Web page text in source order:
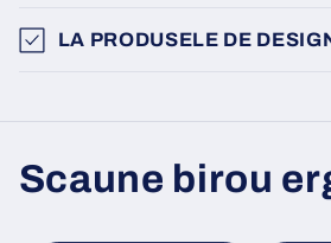
LA PRODUSELE DE
Scaune birou